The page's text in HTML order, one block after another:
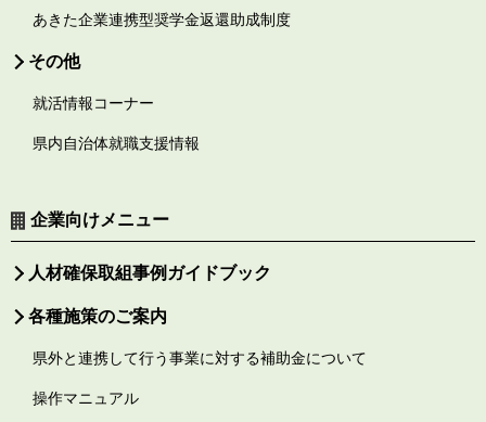
あきた企業連携型奨学金返還助成制度
その他
就活情報コーナー
県内自治体就職支援情報
企業向けメニュー
人材確保取組事例ガイドブック
各種施策のご案内
県外と連携して行う事業に対する補助金について
操作マニュアル